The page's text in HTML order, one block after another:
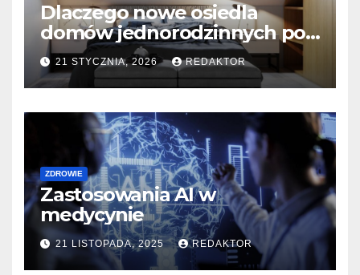
Dlaczego nowe osiedla
domów jednorodzinnych pod
Ostrołęką przyciągają
kupujących?
21 STYCZNIA, 2026 REDAKTOR
ZDROWIE
Zastosowania AI w
medycynie
21 LISTOPADA, 2025 REDAKTOR